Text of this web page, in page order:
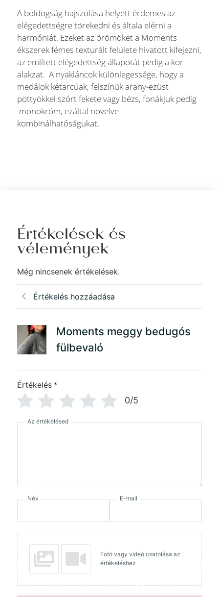
A boldogság hajszolása helyett érdemes az
elégedettségre törekedni és általa elérni a
harmóniát. Ezeket az örömöket a Moments
ékszerek fémes texturált felülete hivatott kifejezni,
az említett elégedettség állapotát pedig a kör
alakzat. A nyakláncok különlegessége, hogy a
medálok kétarcúak, felszínük arany-ezüst
pöttyökkel szórt fekete vagy bézs, fonákjuk pedig
monokróm, ezáltal növelve
kombinálhatóságukat.
Értékelések és
vélemények
Még nincsenek értékelések.
Értékelés hozzáadása
Moments meggy bedugós
fülbevaló
Értékelés *
0/5
Az értékelésed
Név E-mail
Fotó vagy videó csatolása az
értékeléshez